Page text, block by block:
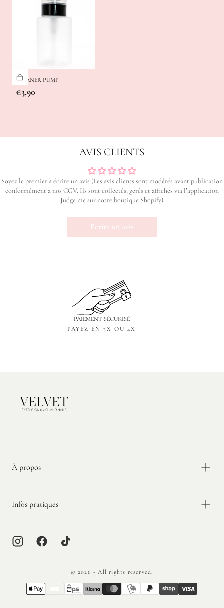
CLEANER PUMP
Prix
€3,90
AVIS CLIENTS
Soyez le premier à écrire un avis (Les avis clients sont modérés avant publication
conformément à nos CGV. Ils sont collectés, gérés et affichés via l’application
Judge.me sur notre boutique Shopify)
Écrire un avis
PAIEMENT SÉCURISÉ
PAYEZ EN 3X OU 4X
À propos
Infos pratiques
© 2026 - All rights reserved.
{"title"=>"Méthodes